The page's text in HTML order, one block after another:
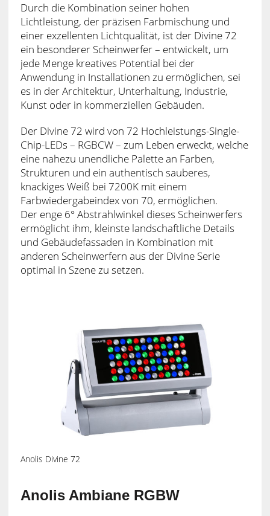
Durch die Kombination seiner hohen
Lichtleistung, der präzisen Farbmischung und
einer exzellenten Lichtqualität, ist der Divine 72
ein besonderer Scheinwerfer – entwickelt, um
jede Menge kreatives Potential bei der
Anwendung in Installationen zu ermöglichen, sei
es in der Architektur, Unterhaltung, Industrie,
Kunst oder in kommerziellen Gebäuden.
Der Divine 72 wird von 72 Hochleistungs-Single-
Chip-LEDs – RGBCW – zum Leben erweckt, welche
eine nahezu unendliche Palette an Farben,
Strukturen und ein authentisch sauberes,
knackiges Weiß bei 7200K mit einem
Farbwiedergabeindex von 70, ermöglichen.
Der enge 6° Abstrahlwinkel dieses Scheinwerfers
ermöglicht ihm, kleinste landschaftliche Details
und Gebäudefassaden in Kombination mit
anderen Scheinwerfern aus der Divine Serie
optimal in Szene zu setzen.
Anolis Divine 72
Anolis Ambiane RGBW